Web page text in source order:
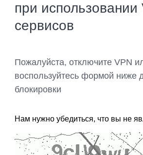
при использовании
сервисов
Пожалуйста, отключите VPN
воспользуйтесь формой ниже
блокировки
Нам нужно убедиться, что вы не